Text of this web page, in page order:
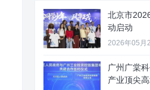
北京市
动启动
2026年05月
广州广棠
产业顶尖